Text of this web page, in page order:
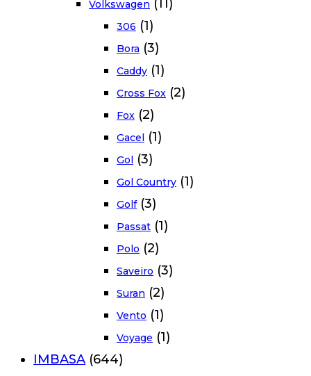
Volkswagen (11)
306 (1)
Bora (3)
Caddy (1)
Cross Fox (2)
Fox (2)
Gacel (1)
Gol (3)
Gol Country (1)
Golf (3)
Passat (1)
Polo (2)
Saveiro (3)
Suran (2)
Vento (1)
Voyage (1)
IMBASA (644)